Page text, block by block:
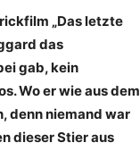
„Das letzte
das
gab, kein
Wo er wie aus dem
denn niemand war
dieser Stier aus